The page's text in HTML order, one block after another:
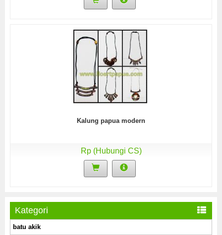
Kalung papua modern
Rp (Hubungi CS)
Kategori
batu akik